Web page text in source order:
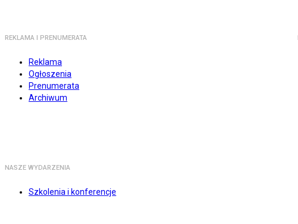
REKLAMA I PRENUMERATA
Reklama
Ogłoszenia
Prenumerata
Archiwum
NASZE WYDARZENIA
Szkolenia i konferencje